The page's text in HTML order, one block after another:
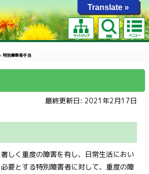
サイトマップ 検索 メニュー
> 特別障害者手当
最終更新日: 2021年2月17日
しく重度の障害を有し、日常生活におい
要とする特別障害者に対して、重度の障
Translate »